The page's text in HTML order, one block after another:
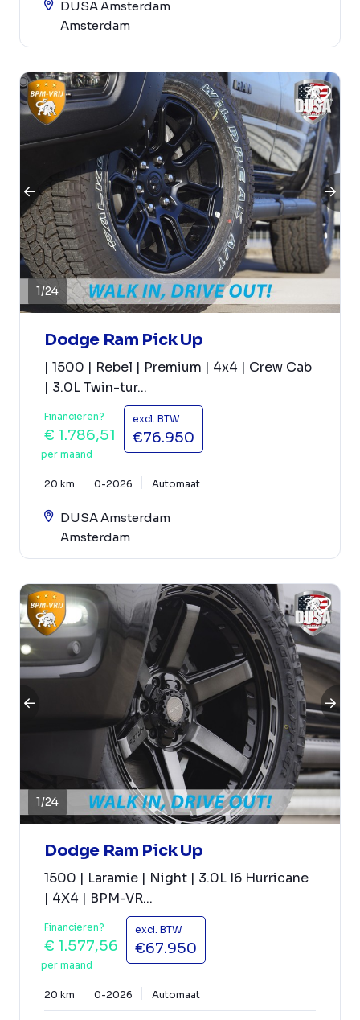
DUSA Amsterdam
Amsterdam
1/24
Dodge Ram Pick Up
| 1500 | Rebel | Premium | 4x4 | Crew Cab
| 3.0L Twin-tur...
Financieren?
€ 1.786,51
per maand
excl. BTW
€76.950
20 km 0-2026 Automaat
DUSA Amsterdam
Amsterdam
1/24
Dodge Ram Pick Up
1500 | Laramie | Night | 3.0L I6 Hurricane
| 4X4 | BPM-VR...
Financieren?
€ 1.577,56
per maand
excl. BTW
€67.950
20 km 0-2026 Automaat